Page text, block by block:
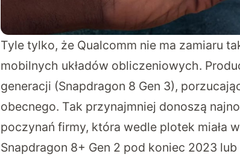
Tyle tylko, że Qualcomm nie ma zamiaru
mobilnych układów obliczeniowych.
generacji (Snapdragon 8 Gen 3),
obecnego. Tak przynajmniej donoszą
poczynań firmy, która wedle plotek miała
Snapdragon 8+ Gen 2 pod koniec 2023